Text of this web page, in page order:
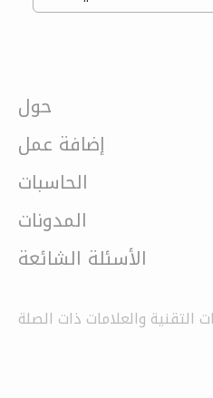
حول
إضافة عمل
الحاسبات
المدونات
الأسئلة الشائعة
التقنية والعلامات ذات الصلة